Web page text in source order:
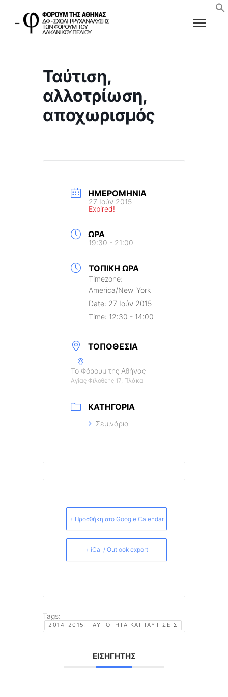
Ταύτιση,
αλλοτρίωση,
αποχωρισμός
ΗΜΕΡΟΜΗΝΊΑ
27 Ιούν 2015
Expired!
ΏΡΑ
19:30 - 21:00
ΤΟΠΙΚΉ ΏΡΑ
Timezone:
America/New_York
Date: 27 Ιούν 2015
Time: 12:30 - 14:00
ΤΟΠΟΘΕΣΊΑ
Το Φόρουμ της Αθήνας
Αγίας Φιλοθέης 17, Πλάκα
ΚΑΤΗΓΟΡΊΑ
Σεμινάρια
+ Προσθήκη στο Google Calendar
+ iCal / Outlook export
Tags:
2014-2015: ΤΑΥΤΌΤΗΤΑ ΚΑΙ ΤΑΥΤΊΣΕΙΣ
ΕΙΣΗΓΗΤΉΣ